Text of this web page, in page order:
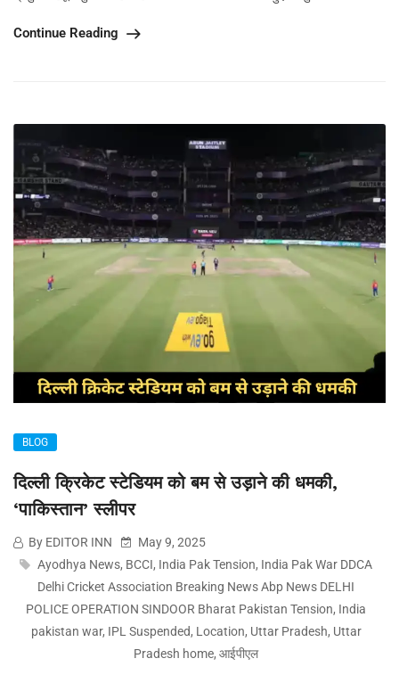
Continue Reading
BLOG
दिल्ली क्रिकेट स्टेडियम को बम से उड़ाने की धमकी,
‘पाकिस्तान’ स्लीपर
By EDITOR INN
May 9, 2025
Ayodhya News, BCCI, India Pak Tension, India Pak War DDCA
Delhi Cricket Association Breaking News Abp News DELHI
POLICE OPERATION SINDOOR Bharat Pakistan Tension, India
pakistan war, IPL Suspended, Location, Uttar Pradesh, Uttar
Pradesh home, आईपीएल